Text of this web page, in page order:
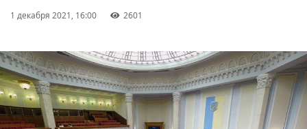
1 декабря 2021, 16:00 2601